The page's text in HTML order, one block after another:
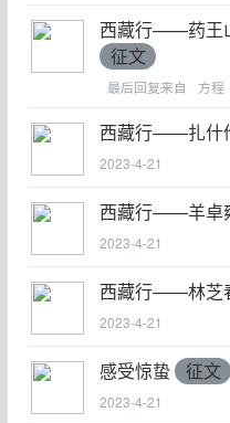
西藏行——药王
征文
最后回复来自 方程
西藏行——扎什
2023-4-21
西藏行——羊卓
2023-4-21
西藏行——林芝
2023-4-21
感受惊蛰 征文
2023-4-21